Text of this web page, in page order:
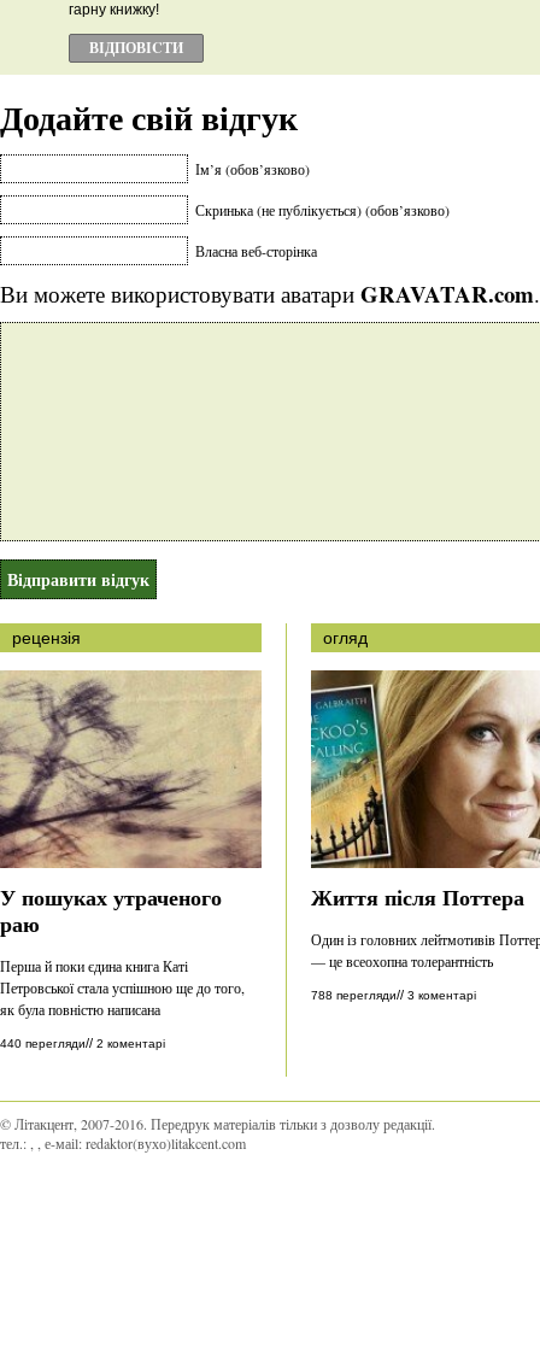
гарну книжку!
ВІДПОВІCТИ
Додайте свій відгук
Ім’я (обов’язково)
Скринька (не публікується) (обов’язково)
Власна веб-сторінка
Ви можете використовувати аватари GRAVATAR.com.
рецензія
У пошуках утраченого
раю
Перша й поки єдина книга Каті
Петровської стала успішною ще до того,
як була повністю написана
440 перегляди// 2 коментарі
огляд
Життя після Поттера
Один із головних лейтмотивів
— це всеохопна толерантність
788 перегляди// 3 коментарі
© Літакцент, 2007-2016. Передрук матеріалів тільки з дозволу редакції.
тел.:
, е-маіl:redaktor(вухо)litakcent.com